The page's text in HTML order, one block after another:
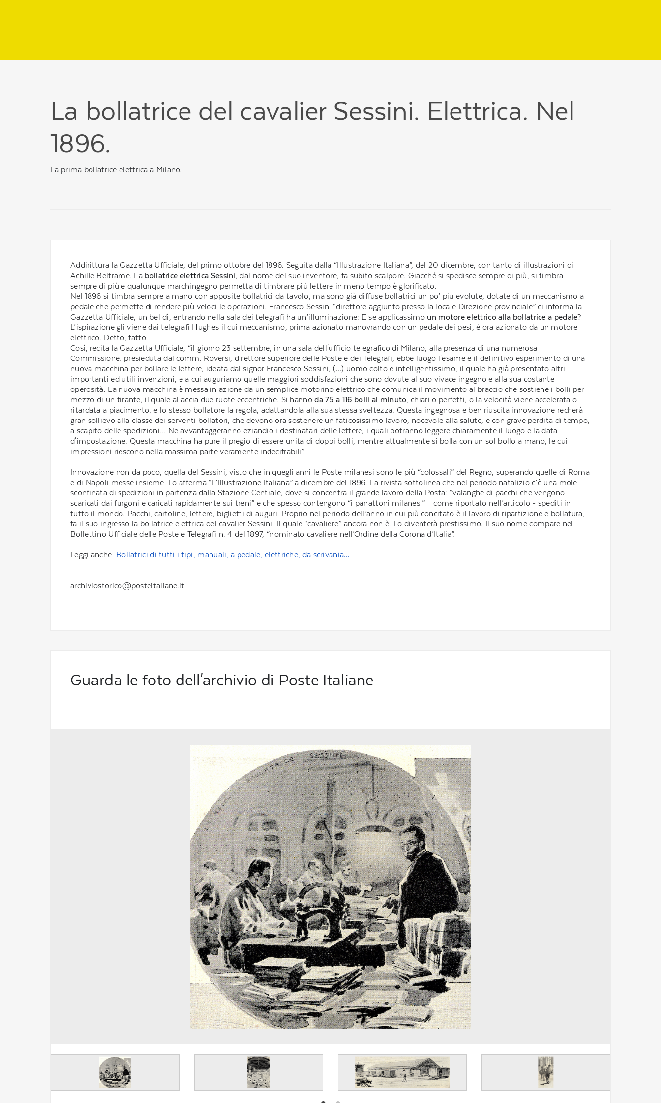
La bollatrice del cavalier Sessini. Elettrica. Nel
1896.
La prima bollatrice elettrica a Milano.
Addirittura la Gazzetta Ufficiale, del primo ottobre del 1896. Seguita dalla “Illustrazione Italiana”, del 20 dicembre, con tanto di illustrazioni di
Achille Beltrame. La bollatrice elettrica Sessini , dal nome del suo inventore, fa subito scalpore. Giacché si spedisce sempre di più, si timbra
sempre di più e qualunque marchingegno permetta di timbrare più lettere in meno tempo è glorificato.
Nel 1896 si timbra sempre a mano con apposite bollatrici da tavolo, ma sono già diffuse bollatrici un po’ più evolute, dotate di un meccanismo a
pedale che permette di rendere più veloci le operazioni. Francesco Sessini “direttore aggiunto presso la locale Direzione provinciale” ci informa la
Gazzetta Ufficiale, un bel dì, entrando nella sala dei telegrafi ha un’illuminazione: E se applicassimo un motore elettrico alla bollatrice a pedale?
L’ispirazione gli viene dai telegrafi Hughes il cui meccanismo, prima azionato manovrando con un pedale dei pesi, è ora azionato da un motore
elettrico. Detto, fatto.
Così, recita la Gazzetta Ufficiale, “il giorno 23 settembre, in una sala dell'ufficio telegrafico di Milano, alla presenza di una numerosa
Commissione, presieduta dal comm. Roversi, direttore superiore delle Poste e dei Telegrafi, ebbe luogo l'esame e il definitivo esperimento di una
nuova macchina per bollare le lettere, ideata dal signor Francesco Sessini, (…) uomo colto e intelligentissimo, il quale ha già presentato altri
importanti ed utili invenzioni, e a cui auguriamo quelle maggiori soddisfazioni che sono dovute al suo vivace ingegno e alla sua costante
operosità. La nuova macchina è messa in azione da un semplice motorino elettrico che comunica il movimento al braccio che sostiene i bolli per
mezzo di un tirante, il quale allaccia due ruote eccentriche. Si hannoda 75 a 116 bolli al minuto , chiari o perfetti, o la velocità viene accelerata o
ritardata a piacimento, e lo stesso bollatore la regola, adattandola alla sua stessa sveltezza. Questa ingegnosa e ben riuscita innovazione recherà
gran sollievo alla classe dei serventi bollatori, che devono ora sostenere un faticosissimo lavoro, nocevole alla salute, e con grave perdita di tempo,
a scapito delle spedizioni... Ne avvantaggeranno eziandio i destinatari delle lettere, i quali potranno leggere chiaramente il luogo e la data
d'impostazione. Questa macchina ha pure il pregio di essere unita di doppi bolli, mentre attualmente si bolla con un sol bollo a mano, le cui
impressioni riescono nella massima parte veramente indecifrabili”.
Innovazione non da poco, quella del Sessini, visto che in quegli anni le Poste milanesi sono le più “colossali” del Regno, superando quelle di Roma
e di Napoli messe insieme. Lo afferma “L’Illustrazione Italiana” a dicembre del 1896. La rivista sottolinea che nel periodo natalizio c’è una mole
sconfinata di spedizioni in partenza dalla Stazione Centrale, dove si concentra il grande lavoro della Posta: “valanghe di pacchi che vengono
scaricati dai furgoni e caricati rapidamente sui treni” e che spesso contengono “i panattoni milanesi” – come riportato nell’articolo - spediti in
tutto il mondo. Pacchi, cartoline, lettere, biglietti di auguri. Proprio nel periodo dell’anno in cui più concitato è il lavoro di ripartizione e bollatura,
fa il suo ingresso la bollatrice elettrica del cavalier Sessini. Il quale “cavaliere” ancora non è. Lo diventerà prestissimo. Il suo nome compare nel
Bollettino Ufficiale delle Poste e Telegrafi n. 4 del 1897, “nominato cavaliere nell’Ordine della Corona d’Italia”.
Leggi anche Bollatrici di tutti i tipi, manuali, a pedale, elettriche, da scrivania…
archiviostorico@posteitaliane.it
Guarda le foto dell'archivio di Poste Italiane